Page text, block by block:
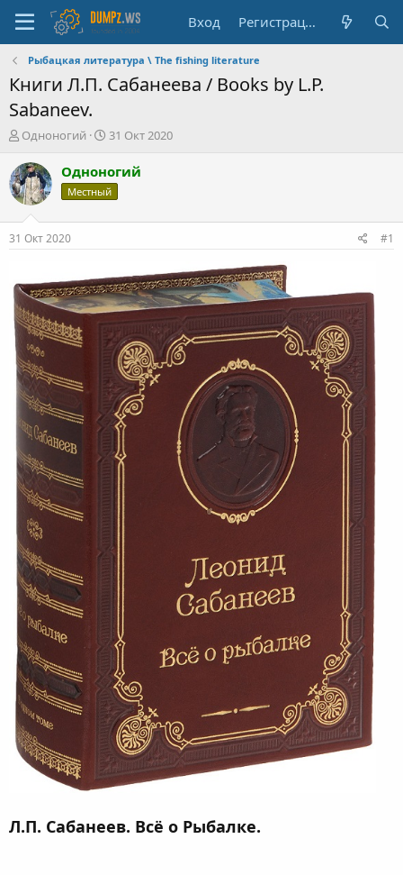
Вход Регистрация
Рыбацкая литература \ The fishing literature
Книги Л.П. Сабанеева / Books by L.P.
Sabaneev.
А
т
о
р
е
м
Одноногий
Д
т
а
н
а
31 Окт 2020
Одноногий
Местный
31 Окт 2020 #1
Л.П. Сабанеев. Всё о Рыбалке.